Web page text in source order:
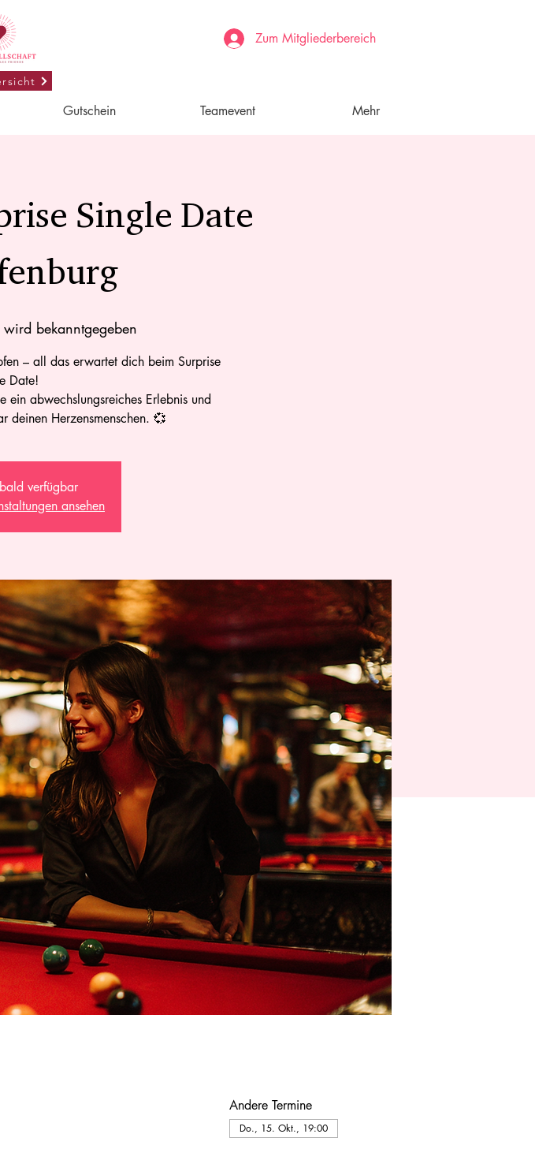
Zum Mitgliederbereich
Gutschein Teamevent Mehr
Single Date
bekanntgegeben
– all das erwartet dich beim Surprise
Date!
ein abwechslungsreiches Erlebnis und
Herzensmenschen. 💞
verfügbar
ansehen
Andere Termine
Do., 15. Okt., 19:00